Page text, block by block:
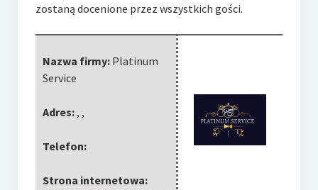
zostaną docenione przez wszystkich gości.
Nazwa firmy: Platinum
Service
Adres:, ,
Telefon:
Strona internetowa: